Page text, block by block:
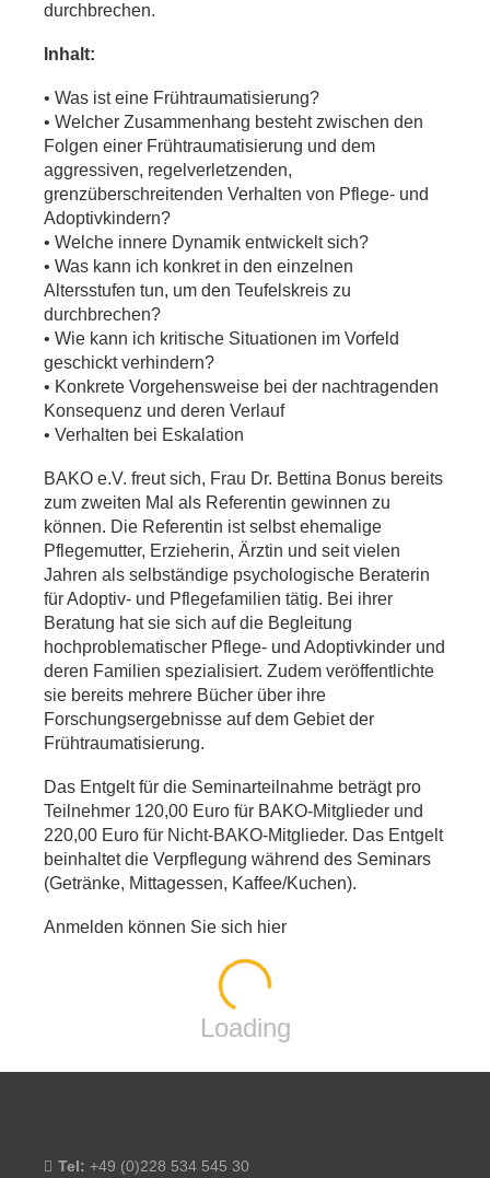
durchbrechen.
Inhalt:
• Was ist eine Frühtraumatisierung?
• Welcher Zusammenhang besteht zwischen den
Folgen einer Frühtraumatisierung und dem
aggressiven, regelverletzenden,
grenzüberschreitenden Verhalten von Pflege- und
Adoptivkindern?
• Welche innere Dynamik entwickelt sich?
• Was kann ich konkret in den einzelnen
Altersstufen tun, um den Teufelskreis zu
durchbrechen?
• Wie kann ich kritische Situationen im Vorfeld
geschickt verhindern?
• Konkrete Vorgehensweise bei der nachtragenden
Konsequenz und deren Verlauf
• Verhalten bei Eskalation
BAKO e.V. freut sich, Frau Dr. Bettina Bonus bereits
zum zweiten Mal als Referentin gewinnen zu
können. Die Referentin ist selbst ehemalige
Pflegemutter, Erzieherin, Ärztin und seit vielen
Jahren als selbständige psychologische Beraterin
für Adoptiv- und Pflegefamilien tätig. Bei ihrer
Beratung hat sie sich auf die Begleitung
hochproblematischer Pflege- und Adoptivkinder und
deren Familien spezialisiert. Zudem veröffentlichte
sie bereits mehrere Bücher über ihre
Forschungsergebnisse auf dem Gebiet der
Frühtraumatisierung.
Das Entgelt für die Seminarteilnahme beträgt pro
Teilnehmer 120,00 Euro für BAKO-Mitglieder und
220,00 Euro für Nicht-BAKO-Mitglieder. Das Entgelt
beinhaltet die Verpflegung während des Seminars
(Getränke, Mittagessen, Kaffee/Kuchen).
Anmelden können Sie sich hier
Loading
Tel: +49 (0)228 534 545 30